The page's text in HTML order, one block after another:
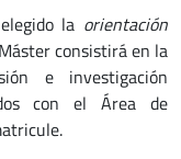
la orientación
consistirá en la
e investigación
con el Área de